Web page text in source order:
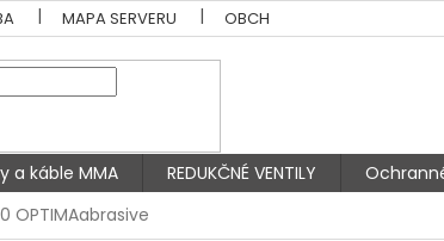
MAPA SERVERU OBCHODNÉ PODMIENKY
a káble MMA REDUKČNÉ VENTILY
OPTIMAabrasive